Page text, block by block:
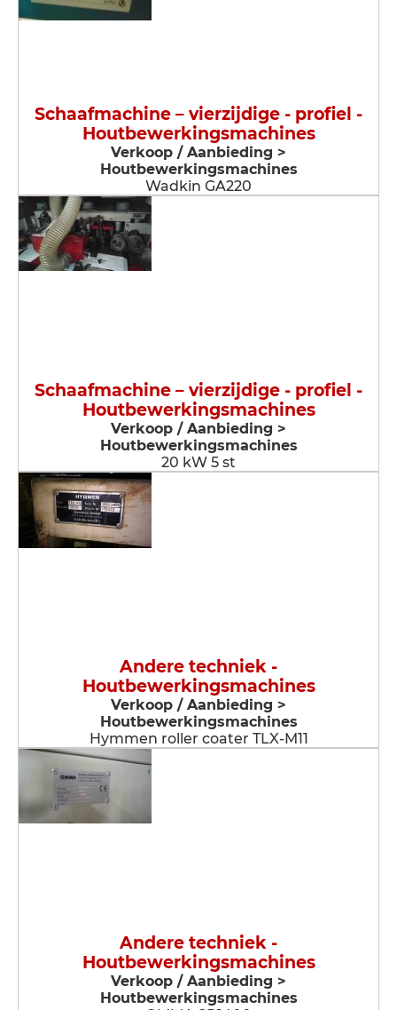
Schaafmachine – vierzijdige - profiel -
Houtbewerkingsmachines
Verkoop / Aanbieding >
Houtbewerkingsmachines
Wadkin GA220
Schaafmachine – vierzijdige - profiel -
Houtbewerkingsmachines
Verkoop / Aanbieding >
Houtbewerkingsmachines
20 kW 5 st
Andere techniek -
Houtbewerkingsmachines
Verkoop / Aanbieding >
Houtbewerkingsmachines
Hymmen roller coater TLX-M11
Andere techniek -
Houtbewerkingsmachines
Verkoop / Aanbieding >
Houtbewerkingsmachines